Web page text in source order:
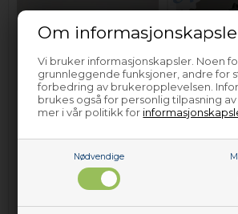
Om
Vi bruker informasjonskapsler. Noen
grunnleggende funksjoner, andre for
forbedring av brukeropplevelsen.
brukes også for personlig tilpasning av
mer i vår politikk for
Nødvendige
Motor, Faber
3.409,00
Legg i kurven
Motor,